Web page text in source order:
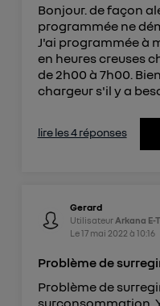
Bonjour. de façon
programmée ne
J'ai programmée à
en heures creuses
de 2h00 à 7h00.
chargeur s'il y a
lire les 4 réponses
Gerard
Utilisateur Arkana E-
Le17 mai 2022 à 10:16
Problème de
Problème de
surconsommation.